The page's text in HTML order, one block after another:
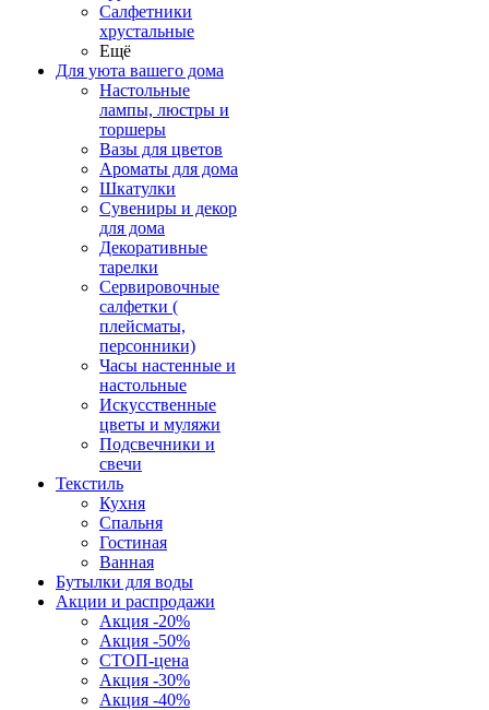
Салфетники
хрустальные
Ещё
Для уюта вашего дома
Настольные
лампы, люстры и
торшеры
Вазы для цветов
Ароматы для дома
Шкатулки
Сувениры и декор
для дома
Декоративные
тарелки
Сервировочные
салфетки (
плейсматы,
персонники)
Часы настенные и
настольные
Искусственные
цветы и муляжи
Подсвечники и
свечи
Текстиль
Кухня
Спальня
Гостиная
Ванная
Бутылки для воды
Акции и распродажи
Акция -20%
Акция -50%
СТОП-цена
Акция -30%
Акция -40%